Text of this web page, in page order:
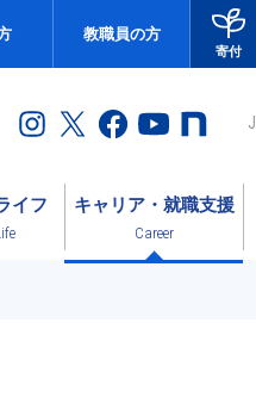
教職員の方
寄付
イフ キャリア・就職支援
Career